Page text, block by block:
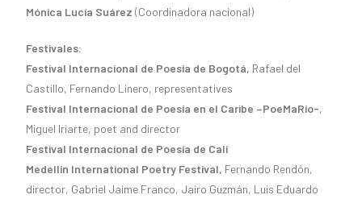
Mónica Lucía Suárez (Coordinadora nacional)
Festivales:
Festival Internacional de Poesía de Bogotá, Rafael del
Castillo, Fernando Linero, representatives
Festival Internacional de Poesía en el Caribe –PoeMaRío-,
Miguel Iriarte, poet and director
Festival Internacional de Poesía de Cali
Medellín International Poetry Festival, Fernando Rendón,
director, Gabriel Jaime Franco, Jairo Guzmán, Luis Eduardo